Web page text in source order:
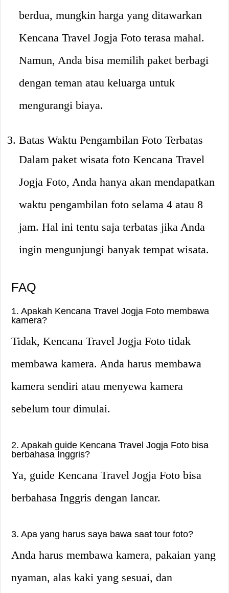
berdua, mungkin harga yang ditawarkan
Kencana Travel Jogja Foto terasa mahal.
Namun, Anda bisa memilih paket berbagi
dengan teman atau keluarga untuk
mengurangi biaya.
Batas Waktu Pengambilan Foto Terbatas
Dalam paket wisata foto Kencana Travel
Jogja Foto, Anda hanya akan mendapatkan
waktu pengambilan foto selama 4 atau 8
jam. Hal ini tentu saja terbatas jika Anda
ingin mengunjungi banyak tempat wisata.
FAQ
1. Apakah Kencana Travel Jogja Foto membawa
kamera?
Tidak, Kencana Travel Jogja Foto tidak
membawa kamera. Anda harus membawa
kamera sendiri atau menyewa kamera
sebelum tour dimulai.
2. Apakah guide Kencana Travel Jogja Foto bisa
berbahasa Inggris?
Ya, guide Kencana Travel Jogja Foto bisa
berbahasa Inggris dengan lancar.
3. Apa yang harus saya bawa saat tour foto?
Anda harus membawa kamera, pakaian yang
nyaman, alas kaki yang sesuai, dan